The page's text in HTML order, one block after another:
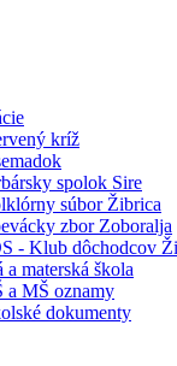
kríž
spolok Sire
súbor Žibrica
zbor Zoboralja
- Klub dôchodcov
a materská škola
a MŠ oznamy
dokumenty